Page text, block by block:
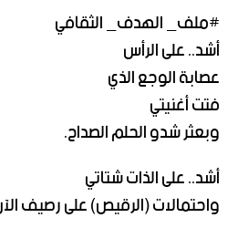
#ملف_ الهدف_ الثقافي
أشد.. على الرأس
عصابة الوجع الذي
فتت أغنيتي
وبعثر شدو الحلم الصداح.
أشد.. على الذات شتاتي
واحتمالات (الرقيص) على رصيف